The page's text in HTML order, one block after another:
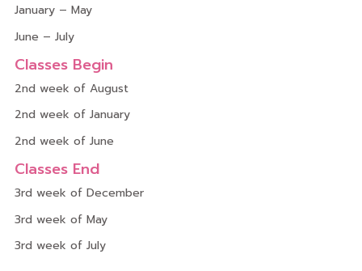
January – May
June – July
Classes Begin
2nd week of August
2nd week of January
2nd week of June
Classes End
3rd week of December
3rd week of May
3rd week of July